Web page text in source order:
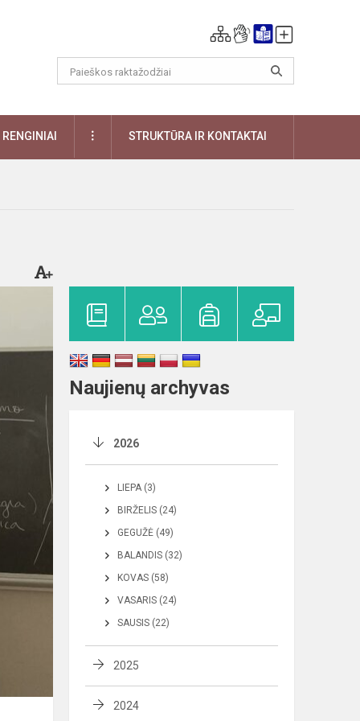
RENGINIAI DAUGIAUSTRUKTŪRA IR KONTAKTAI
Naujienų archyvas
2026
LIEPA (3)
BIRŽELIS (24)
GEGUŽĖ (49)
BALANDIS (32)
KOVAS (58)
VASARIS (24)
SAUSIS (22)
2025
2024